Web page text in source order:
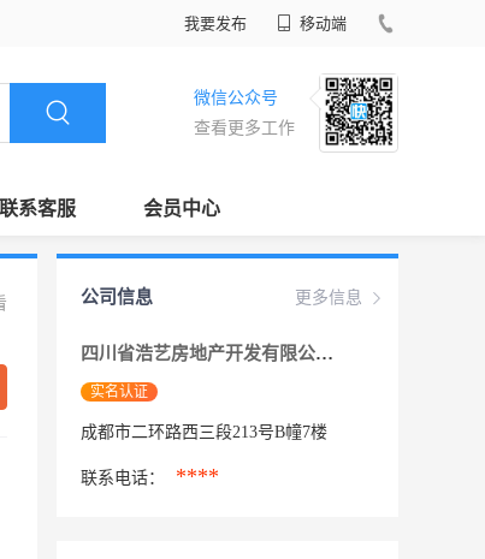
我要发布 移动端
微信公众号
查看更多工作
联系客服 会员中心
更多信息
公司信息
四川省浩艺房地产开发有限公司
实名认证
成都市二环路西三段213号B幢7楼
联系电话： ****